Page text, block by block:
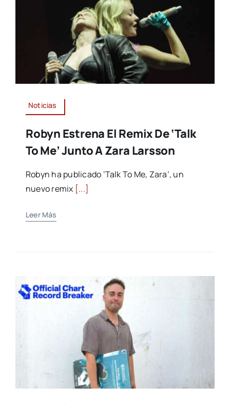
Noticias
Robyn Estrena El Remix De ‘Talk
To Me’ Junto A Zara Larsson
Robyn ha publicado ‘Talk To Me, Zara‘, un
nuevo remix [...]
Leer Más